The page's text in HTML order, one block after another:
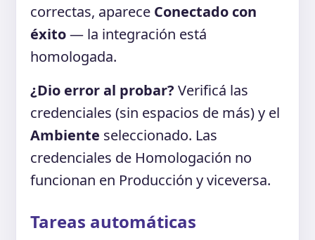
correctas, aparece Conectado con
éxito— la integración está
homologada.
¿Dio error al probar? Verificá las
credenciales (sin espacios de más) y el
Ambiente seleccionado. Las
credenciales de Homologación no
funcionan en Producción y viceversa.
Tareas automáticas